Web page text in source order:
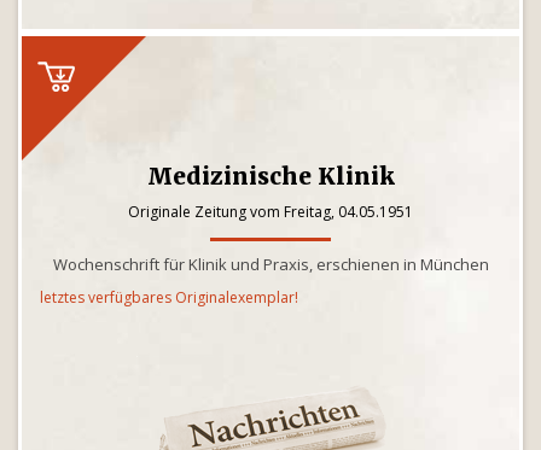
Medizinische Klinik
Originale Zeitung vom Freitag, 04.05.1951
Wochenschrift für Klinik und Praxis, erschienen in München
letztes verfügbares Originalexemplar!